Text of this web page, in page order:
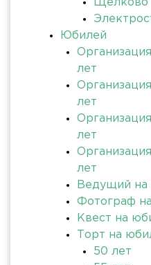
Щёлково
Юбилей
лет
лет
лет
лет
Ведущий на
Фотограф
Квест на
Торт на
50 лет